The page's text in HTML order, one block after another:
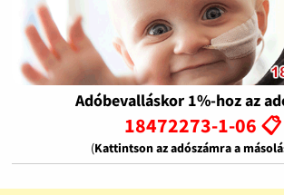
Adóbevalláskor 1%-hoz az
18472273-1-06 📋
(Kattintson az adószámra a